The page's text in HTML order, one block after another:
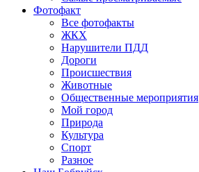
Фотофакт
Все фотофакты
ЖКХ
Нарушители ПДД
Дороги
Происшествия
Животные
Общественные мероприятия
Мой город
Природа
Культура
Спорт
Разное